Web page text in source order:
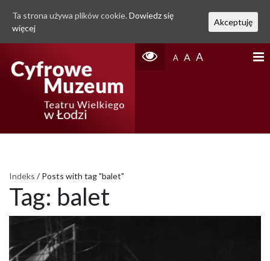
A A A
Indeks / Posts with tag "balet"
Tag: balet
Ta strona używa plików cookie. Dowiedz się
więcej
Akceptuję